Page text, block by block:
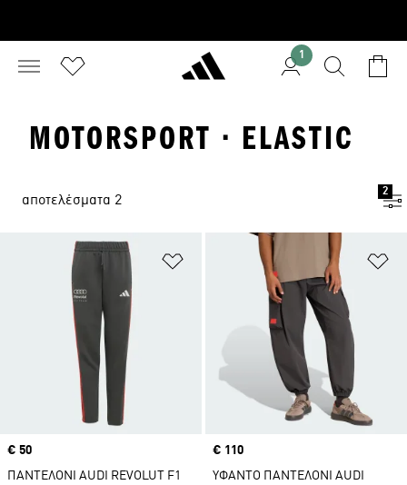
1
MOTORSPORT · ELASTIC
αποτελέσματα 2
2
Προσθήκη στη Λίστα Επιθυμιών
Price
€ 50
ΠΑΝΤΕΛΟΝΙ AUDI REVOLUT F1
Price
€ 110
ΥΦΑΝΤΟ ΠΑΝΤΕΛΟΝΙ AUDI